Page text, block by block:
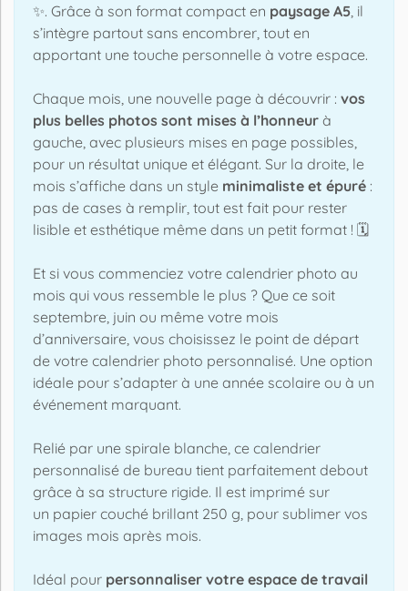
✨. Grâce à son format compact en paysage A5, il
s’intègre partout sans encombrer, tout en
apportant une touche personnelle à votre espace.
Chaque mois, une nouvelle page à découvrir : vos
plus belles photos sont mises à l’honneur à
gauche, avec plusieurs mises en page possibles,
pour un résultat unique et élégant. Sur la droite, le
mois s’affiche dans un style minimaliste et épuré :
pas de cases à remplir, tout est fait pour rester
lisible et esthétique même dans un petit format ! 🗓️
Et si vous commenciez votre calendrier photo au
mois qui vous ressemble le plus ? Que ce soit
septembre, juin ou même votre mois
d’anniversaire, vous choisissez le point de départ
de votre calendrier photo personnalisé. Une option
idéale pour s’adapter à une année scolaire ou à un
événement marquant.
Relié par une spirale blanche, ce calendrier
personnalisé de bureau tient parfaitement debout
grâce à sa structure rigide. Il est imprimé sur
un papier couché brillant 250 g, pour sublimer vos
images mois après mois.
Idéal pour personnaliser votre espace de travail